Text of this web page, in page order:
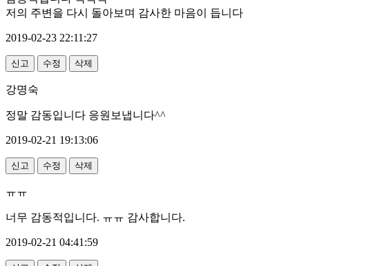
저의 주변을 다시 돌아보며 감사한 마음이 듭니다
2019-02-23 22:11:27
신고 수정 삭제
강명숙
정말 감동입니다 응원보냅니다^^
2019-02-21 19:13:06
신고 수정 삭제
ㅠㅠ
너무 감동적입니다. ㅠㅠ 감사합니다.
2019-02-21 04:41:59